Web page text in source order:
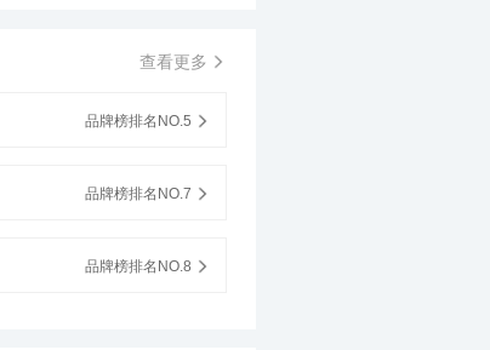
查看更多
品牌榜排名NO.5
品牌榜排名NO.7
品牌榜排名NO.8